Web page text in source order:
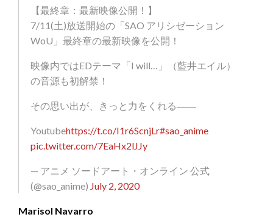
【最終章：最新映像公開！】
7/11(土)放送開始の「SAO アリシゼーション
WoU」最終章の最新映像を公開！
映像内ではEDテーマ「I will…」（藍井エイル）
の音源も初解禁！
その思い出が、きっと力をくれる――
Youtubehttps://t.co/I1r6ScnjLr#sao_anime
pic.twitter.com/7EaHx2lJJy
— アニメ ソードアート・オンライン 公式
(@sao_anime) July 2, 2020
Marisol Navarro